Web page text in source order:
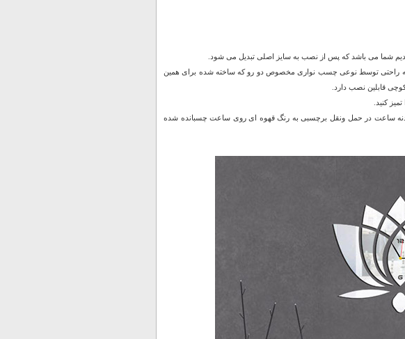
توسط نوعی چسب نواری مخصوص دو رو که ساخته شده برای همین
قابلین نصب دارد.
کنید.
در حمل ونقل برچسبی به رنگ قهوه ای روی ساعت چسبانده شده